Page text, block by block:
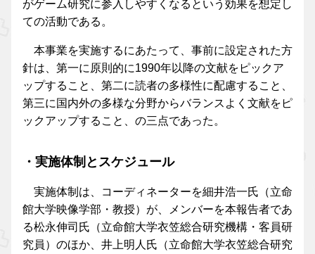
がゲーム研究に参入しやすくなるという効果を想定し
ての活動である。
本事業を実施するにあたって、事前に設定された方
針は、第一に原則的に1990年以降の文献をピックア
ップすること、第二に読者の多様性に配慮すること、
第三に国内外の多様な分野からバランスよく文献をピ
ックアップすること、の三点であった。
・実施体制とスケジュール
実施体制は、コーディネーターを細井浩一氏（立命
館大学映像学部・教授）が、メンバーを本報告者であ
る松永伸司氏（立命館大学衣笠総合研究機構・客員研
究員）のほか、井上明人氏（立命館大学衣笠総合研究